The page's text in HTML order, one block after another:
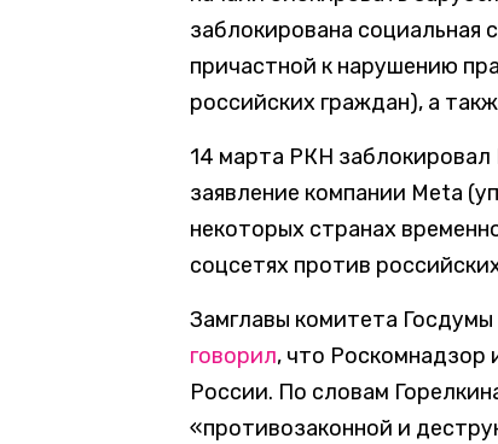
заблокирована социальная
причастной к нарушению
российских граждан), а
14 марта РКН
заявление компании Meta
некоторых странах
соцсетях против
Замглавы комитета
говорил, что Роскомнадзор
России. По словам
«противозаконной и